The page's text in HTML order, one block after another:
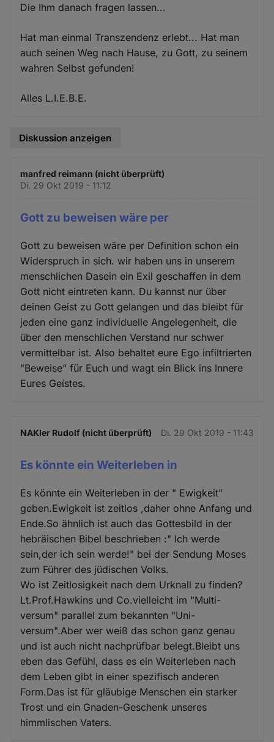
Die Ihm danach fragen lassen...
Hat man einmal Transzendenz erlebt... Hat man
auch seinen Weg nach Hause, zu Gott, zu seinem
wahren Selbst gefunden!
Alles L.I.E.B.E.
Diskussion anzeigen
manfred reimann (nicht überprüft)
Di. 29 Okt 2019 - 11:12
Gott zu beweisen wäre per
Gott zu beweisen wäre per Definition schon ein
Widerspruch in sich. wir haben uns in unserem
menschlichen Dasein ein Exil geschaffen in dem
Gott nicht eintreten kann. Du kannst nur über
deinen Geist zu Gott gelangen und das bleibt für
jeden eine ganz individuelle Angelegenheit, die
über den menschlichen Verstand nur schwer
vermittelbar ist. Also behaltet eure Ego infiltrierten
"Beweise" für Euch und wagt ein Blick ins Innere
Eures Geistes.
NAKler Rudolf (nicht überprüft) Di. 29 Okt 2019 - 11:43
Es könnte ein Weiterleben in
Es könnte ein Weiterleben in der " Ewigkeit"
geben.Ewigkeit ist zeitlos ,daher ohne Anfang und
Ende.So ähnlich ist auch das Gottesbild in der
hebräischen Bibel beschrieben :" Ich werde
sein,der ich sein werde!" bei der Sendung Moses
zum Führer des jüdischen Volks.
Wo ist Zeitlosigkeit nach dem Urknall zu finden?
Lt.Prof.Hawkins und Co.vielleicht im "Multi-
versum" parallel zum bekannten "Uni-
versum".Aber wer weiß das schon ganz genau
und ist auch nicht nachprüfbar belegt.Bleibt uns
eben das Gefühl, dass es ein Weiterleben nach
dem Leben gibt in einer spezifisch anderen
Form.Das ist für gläubige Menschen ein starker
Trost und ein Gnaden-Geschenk unseres
himmlischen Vaters.